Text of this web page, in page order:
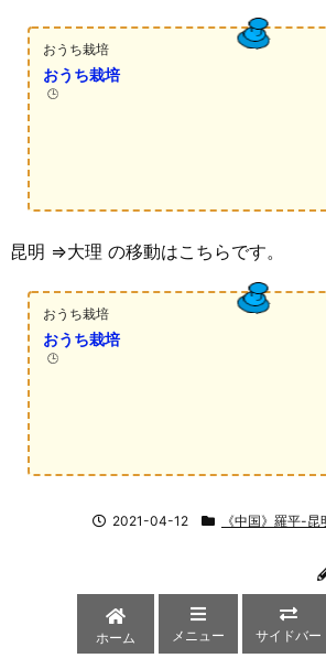
11:30
55元
中型中级
おうち栽培
おうち栽培
🕒️
昆明 ⇒大理 の移動はこちらです。
おうち栽培
おうち栽培
🕒️
2021-04-12 《中国》羅平-
ホーム メニュー サイドバー